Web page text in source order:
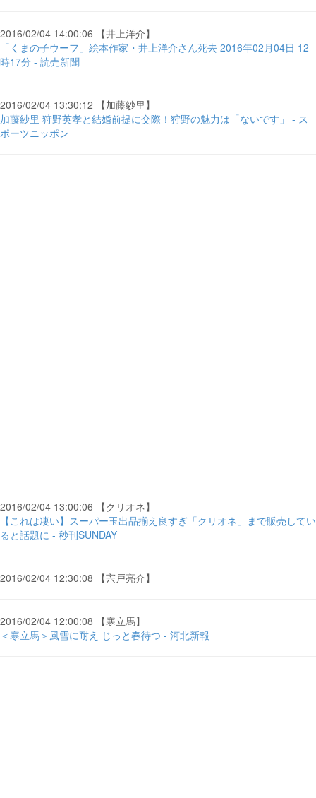
2016/02/04 14:00:06 【井上洋介】
「くまの子ウーフ」絵本作家・井上洋介さん死去 2016年02月04日 12
時17分 - 読売新聞
2016/02/04 13:30:12 【加藤紗里】
加藤紗里 狩野英孝と結婚前提に交際！狩野の魅力は「ないです」 - ス
ポーツニッポン
2016/02/04 13:00:06 【クリオネ】
【これは凄い】スーパー玉出品揃え良すぎ「クリオネ」まで販売してい
ると話題に - 秒刊SUNDAY
2016/02/04 12:30:08 【宍戸亮介】
2016/02/04 12:00:08 【寒立馬】
＜寒立馬＞風雪に耐え じっと春待つ - 河北新報